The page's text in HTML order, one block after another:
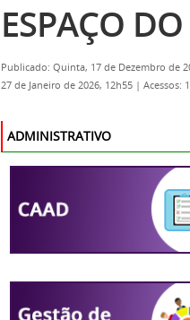
ESPAÇO
Publicado: Quinta, 17 de Dezembro de
27 de Janeiro de 2026, 12h55 | Acessos:
ADMINISTRATIVO